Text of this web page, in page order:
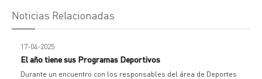
Noticias Relacionadas
17-04-2025
El año tiene sus Programas Deportivos
Durante un encuentro con los responsables del área de Deportes